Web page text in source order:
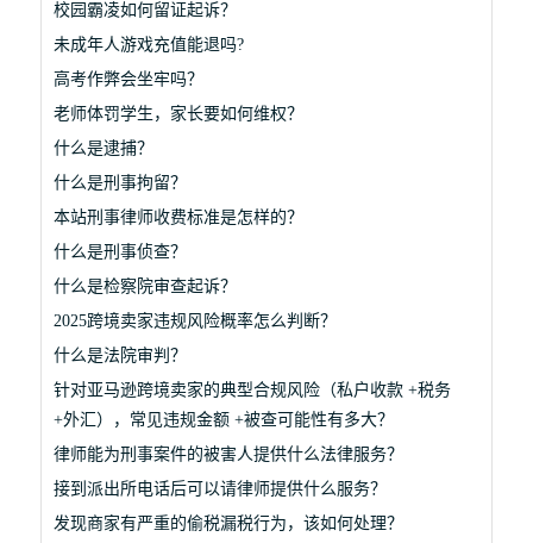
校园霸凌如何留证起诉？
未成年人游戏充值能退吗?
高考作弊会坐牢吗？
老师体罚学生，家长要如何维权？
什么是逮捕？
什么是刑事拘留？
本站刑事律师收费标准是怎样的？
什么是刑事侦查？
什么是检察院审查起诉？
2025跨境卖家违规风险概率怎么判断？
什么是法院审判？
针对亚马逊跨境卖家的典型合规风险（私户收款 +税务
+外汇），常见违规金额 +被查可能性有多大？
律师能为刑事案件的被害人提供什么法律服务？
接到派出所电话后可以请律师提供什么服务？
发现商家有严重的偷税漏税行为，该如何处理？